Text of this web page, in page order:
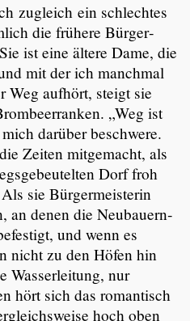
zugleich ein schlechtes
die frühere Bürger­
ist eine ältere Dame, die
mit der ich manchmal
Weg aufhört, steigt sie
„Weg ist
darüber beschwere.
Zeiten mitge­macht, als
Dorf froh
sie Bürger­meis­terin
an denen die Neubau­ern­
und wenn es
nicht zu den Höfen hin
Wasser­lei­tung, nur
hört sich das roman­tisch
hoch oben